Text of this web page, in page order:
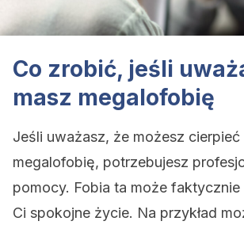
Co zrobić, jeśli
masz megalofobię
Jeśli uważasz, że możesz cierpieć
megalofobię, potrzebujesz
pomocy. Fobia ta może
Ci spokojne życie. Na przykład